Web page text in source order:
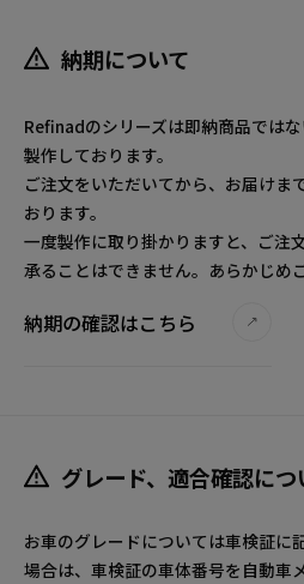
納期について
Refinadのシリーズは即納商品では
製作しております。
ご注文をいただいてから、お届けま
おります。
一度製作に取り掛かりますと、ご注
承ることはできません。あらかじめ
納期の確認はこちら
グレード、適合確認につ
お車のグレードについては車検証に
場合は、車検証の車体番号を自動車